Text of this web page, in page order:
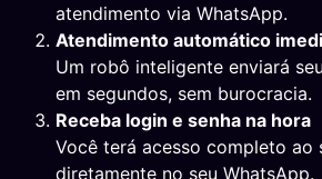
atendimento via WhatsApp.
Atendimento automático
Um robô inteligente enviará
em segundos, sem burocracia.
Receba login e senha na hora
Você terá acesso completo ao
diretamente no seu WhatsApp.